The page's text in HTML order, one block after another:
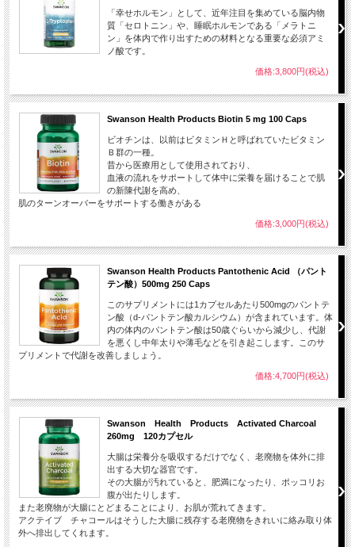
「幸せホルモン」として、近年注目を集めている脳内物
質「セロトニン」や、睡眠ホルモンである「メラトニ
ン」を体内で作り出すための材料となる重要な必須アミ
ノ酸です。
価格:3,800円(税込)
Swanson Health Products Biotin 5 mg 100 Caps
ビオチンは、以前はビタミンＨと呼ばれていたビタミン
Ｂ群の一種。
昔から医療用として使用されており、
血液の流れをサポートして体中に栄養を届けることで肌
の新陳代謝を高め、
肌のターンオーバーをサポートする働きがある
価格:3,000円(税込)
Swanson Health Products Pantothenic Acid （パント
テン酸）500mg 250 Caps
このサプリメントには1カプセルあたり500mgのパントテ
ン酸（d-パントテン酸カルシウム）が含まれています。体
内の体内のパントテン酸は50歳ぐらいから減少し、代謝
を悪くし中年太りや薄毛などを引き起こします。このサ
プリメントで代謝を改善しましょう。
価格:4,700円(税込)
Swanson Health Products Activated Charcoal
260mg 120カプセル
大腸は栄養分を吸収するだけでなく、老廃物を体外に排
出する大切な器官です。
その大腸が汚れていると、肥満になったり、ポッコリお
腹が出たりします。
また老廃物が大腸にとどまることにより、お肌が荒れてきます。
アクテイブ チャコールはそうした大腸に残存する老廃物をきれいに絡み取り体
外へ排出してくれます。